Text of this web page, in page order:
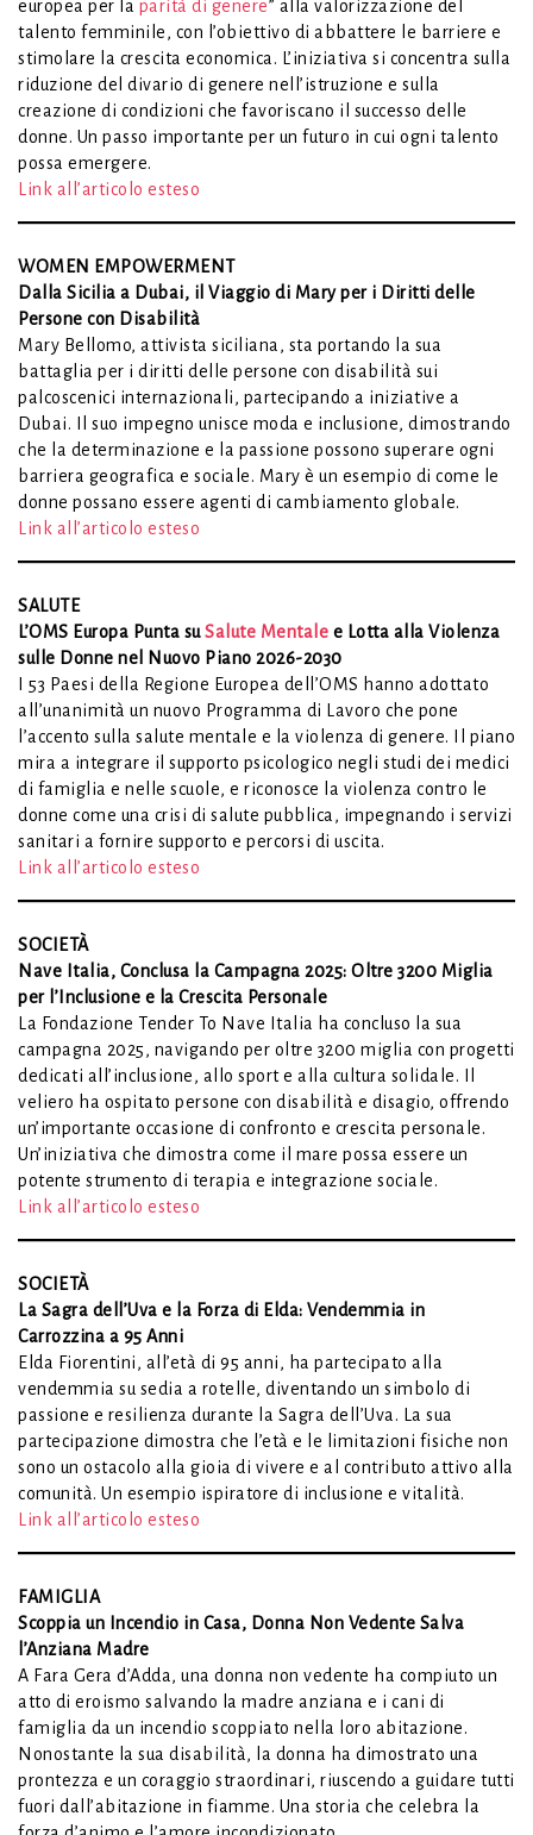
europea per la parità di genere” alla valorizzazione del
talento femminile, con l’obiettivo di abbattere le barriere e
stimolare la crescita economica. L’iniziativa si concentra sulla
riduzione del divario di genere nell’istruzione e sulla
creazione di condizioni che favoriscano il successo delle
donne. Un passo importante per un futuro in cui ogni talento
possa emergere.
Link all’articolo esteso
WOMEN EMPOWERMENT
Dalla Sicilia a Dubai, il Viaggio di Mary per i Diritti delle
Persone con Disabilità
Mary Bellomo, attivista siciliana, sta portando la sua
battaglia per i diritti delle persone con disabilità sui
palcoscenici internazionali, partecipando a iniziative a
Dubai. Il suo impegno unisce moda e inclusione, dimostrando
che la determinazione e la passione possono superare ogni
barriera geografica e sociale. Mary è un esempio di come le
donne possano essere agenti di cambiamento globale.
Link all’articolo esteso
SALUTE
L’OMS Europa Punta suSalute Mentale e Lotta alla Violenza
sulle Donne nel Nuovo Piano 2026-2030
I 53 Paesi della Regione Europea dell’OMS hanno adottato
all’unanimità un nuovo Programma di Lavoro che pone
l’accento sulla salute mentale e la violenza di genere. Il piano
mira a integrare il supporto psicologico negli studi dei medici
di famiglia e nelle scuole, e riconosce la violenza contro le
donne come una crisi di salute pubblica, impegnando i servizi
sanitari a fornire supporto e percorsi di uscita.
Link all’articolo esteso
SOCIETÀ
Nave Italia, Conclusa la Campagna 2025: Oltre 3200 Miglia
per l’Inclusione e la Crescita Personale
La Fondazione Tender To Nave Italia ha concluso la sua
campagna 2025, navigando per oltre 3200 miglia con progetti
dedicati all’inclusione, allo sport e alla cultura solidale. Il
veliero ha ospitato persone con disabilità e disagio, offrendo
un’importante occasione di confronto e crescita personale.
Un’iniziativa che dimostra come il mare possa essere un
potente strumento di terapia e integrazione sociale.
Link all’articolo esteso
SOCIETÀ
La Sagra dell’Uva e la Forza di Elda: Vendemmia in
Carrozzina a 95 Anni
Elda Fiorentini, all’età di 95 anni, ha partecipato alla
vendemmia su sedia a rotelle, diventando un simbolo di
passione e resilienza durante la Sagra dell’Uva. La sua
partecipazione dimostra che l’età e le limitazioni fisiche non
sono un ostacolo alla gioia di vivere e al contributo attivo alla
comunità. Un esempio ispiratore di inclusione e vitalità.
Link all’articolo esteso
FAMIGLIA
Scoppia un Incendio in Casa, Donna Non Vedente Salva
l’Anziana Madre
A Fara Gera d’Adda, una donna non vedente ha compiuto un
atto di eroismo salvando la madre anziana e i cani di
famiglia da un incendio scoppiato nella loro abitazione.
Nonostante la sua disabilità, la donna ha dimostrato una
prontezza e un coraggio straordinari, riuscendo a guidare tutti
fuori dall’abitazione in fiamme. Una storia che celebra la